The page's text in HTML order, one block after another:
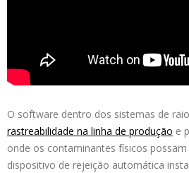
O software dentro dos sistemas de
rastreabilidade na linha de produção e
onde os contaminantes físicos
dispositivo de rejeição automática